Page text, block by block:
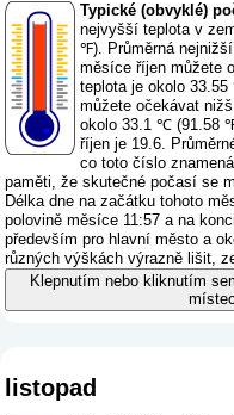
Typické (obvyklé)
nejvyšší teplota v
℉). Průměrná
měsíce říjen můžete
teplota je okolo
můžete očekávat
okolo 33.1 ℃ (91.58
říjen je 19.6.
co toto číslo znamená
paměti, že skutečné počasí se
Délka dne na začátku tohoto
polovině měsíce 11:57 a na
především pro hlavní město a
různých výškách výrazně lišit,
Klepnutím nebo kliknutím
listopad